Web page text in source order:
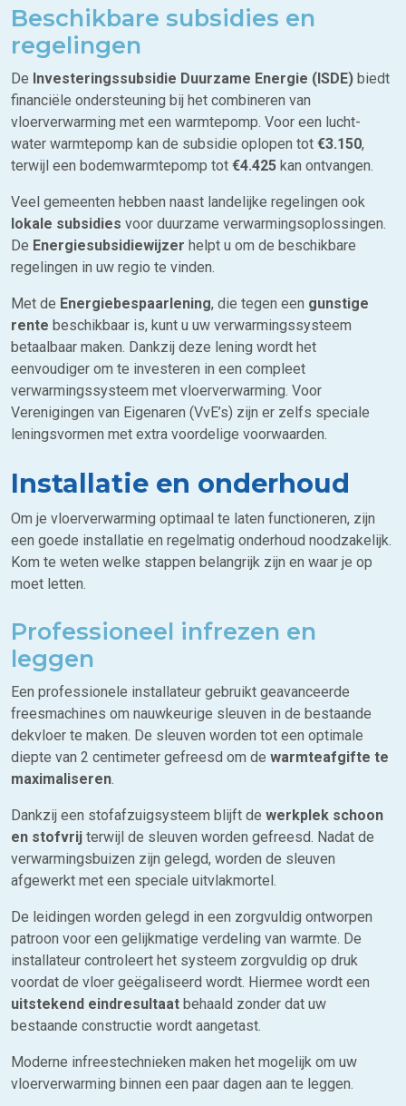
Beschikbare subsidies en
regelingen
De Investeringssubsidie Duurzame Energie (ISDE) biedt
financiële ondersteuning bij het combineren van
vloerverwarming met een warmtepomp. Voor een lucht-
water warmtepomp kan de subsidie oplopen tot €3.150,
terwijl een bodemwarmtepomp tot €4.425 kan ontvangen.
Veel gemeenten hebben naast landelijke regelingen ook
lokale subsidies voor duurzame verwarmingsoplossingen.
De Energiesubsidiewijzer helpt u om de beschikbare
regelingen in uw regio te vinden.
Met de Energiebespaarlening, die tegen een gunstige
rente beschikbaar is, kunt u uw verwarmingssysteem
betaalbaar maken. Dankzij deze lening wordt het
eenvoudiger om te investeren in een compleet
verwarmingssysteem met vloerverwarming. Voor
Verenigingen van Eigenaren (VvE’s) zijn er zelfs speciale
leningsvormen met extra voordelige voorwaarden.
Installatie en onderhoud
Om je vloerverwarming optimaal te laten functioneren, zijn
een goede installatie en regelmatig onderhoud noodzakelijk.
Kom te weten welke stappen belangrijk zijn en waar je op
moet letten.
Professioneel infrezen en
leggen
Een professionele installateur gebruikt geavanceerde
freesmachines om nauwkeurige sleuven in de bestaande
dekvloer te maken. De sleuven worden tot een optimale
diepte van 2 centimeter gefreesd om de warmteafgifte te
maximaliseren.
Dankzij een stofafzuigsysteem blijft de werkplek schoon
en stofvrij terwijl de sleuven worden gefreesd. Nadat de
verwarmingsbuizen zijn gelegd, worden de sleuven
afgewerkt met een speciale uitvlakmortel.
De leidingen worden gelegd in een zorgvuldig ontworpen
patroon voor een gelijkmatige verdeling van warmte. De
installateur controleert het systeem zorgvuldig op druk
voordat de vloer geëgaliseerd wordt. Hiermee wordt een
uitstekend eindresultaat behaald zonder dat uw
bestaande constructie wordt aangetast.
Moderne infreestechnieken maken het mogelijk om uw
vloerverwarming binnen een paar dagen aan te leggen.